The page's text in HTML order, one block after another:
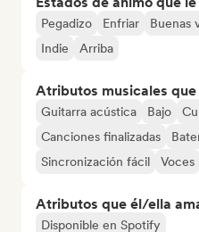
Pegadizo Enfriar Buenas
Indie
Arriba
Atributos musicales
Guitarra acústica Bajo
Canciones finalizadas
Sincronización fácil
Voces
Atributos que él/ella
Disponible en Spotify